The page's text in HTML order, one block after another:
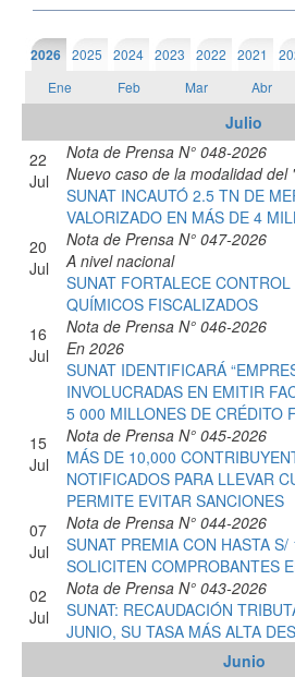
2026 2025 2024 2023 2022 2021
Ene
Feb Mar Abr
Julio
22
Jul
Nota de Prensa N° 048-2026
Nuevo caso de la modalidad del
SUNAT INCAUTÓ 2.5 TN DE
VALORIZADO EN MÁS DE 4
20
Jul
Nota de Prensa N° 047-2026
A nivel nacional
SUNAT FORTALECE
QUÍMICOS FISCALIZADOS
16
Jul
Nota de Prensa N° 046-2026
En 2026
SUNAT IDENTIFICARÁ
INVOLUCRADAS EN EMITIR
5 000 MILLONES DE CRÉDITO
15
Jul
Nota de Prensa N° 045-2026
MÁS DE 10,000
NOTIFICADOS PARA LLEVAR
PERMITE EVITAR SANCIONES
07
Jul
Nota de Prensa N° 044-2026
SUNAT PREMIA CON HASTA
SOLICITEN COMPROBANTES
02
Jul
Nota de Prensa N° 043-2026
SUNAT: RECAUDACIÓN
JUNIO, SU TASA MÁS ALTA
Junio